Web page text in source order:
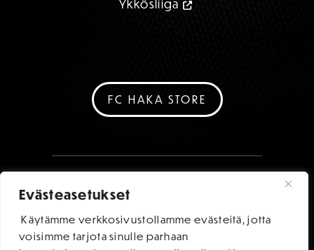
Evästeasetukset
Käytämme verkkosivustollamme evästeitä, jotta
voisimme tarjota sinulle parhaan
Ykkösliiga
FC HAKA STORE